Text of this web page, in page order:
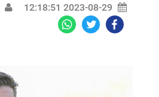
2023-08-29 12:18:51
Facebook
Twitter